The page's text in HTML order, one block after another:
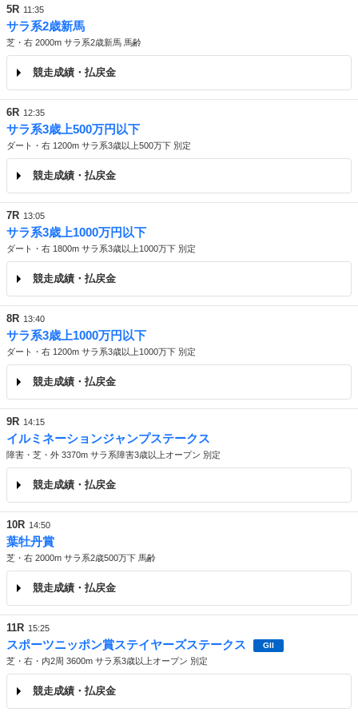
5R 11:35
サラ系2歳新馬
芝・右 2000m サラ系2歳新馬 馬齢
競走成績・払戻金
6R 12:35
サラ系3歳上500万円以下
ダート・右 1200m サラ系3歳以上500万下 別定
競走成績・払戻金
7R 13:05
サラ系3歳上1000万円以下
ダート・右 1800m サラ系3歳以上1000万下 別定
競走成績・払戻金
8R 13:40
サラ系3歳上1000万円以下
ダート・右 1200m サラ系3歳以上1000万下 別定
競走成績・払戻金
9R 14:15
イルミネーションジャンプステークス
障害・芝・外 3370m サラ系障害3歳以上オープン 別定
競走成績・払戻金
10R 14:50
葉牡丹賞
芝・右 2000m サラ系2歳500万下 馬齢
競走成績・払戻金
11R 15:25
スポーツニッポン賞ステイヤーズステークス GII
芝・右・内2周 3600m サラ系3歳以上オープン 別定
競走成績・払戻金